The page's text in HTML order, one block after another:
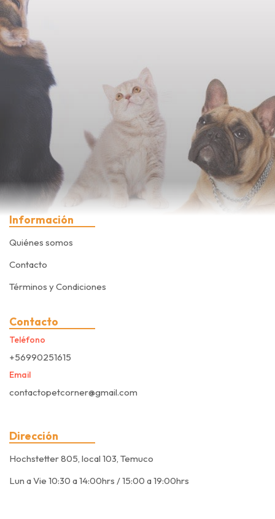
Información
Quiénes somos
Contacto
Términos y Condiciones
Contacto
Teléfono
+56990251615
Email
contactopetcorner@gmail.com
Dirección
Hochstetter 805, local 103, Temuco
Lun a Vie 10:30 a 14:00hrs / 15:00 a 19:00hrs